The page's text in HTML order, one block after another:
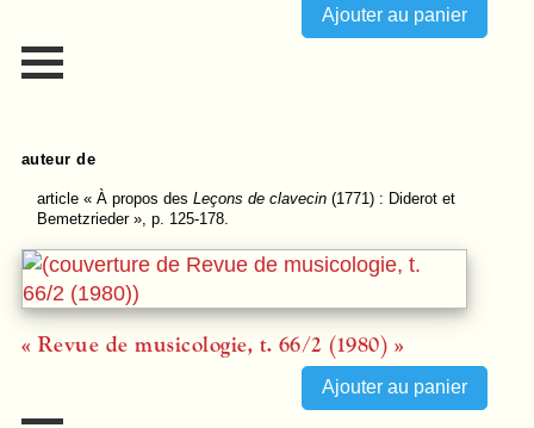
auteur de
article« À propos des Leçons de clavecin(1771) : Diderot et
Bemetzrieder », p. 125-178.
« Revue de musicologie, t. 66/2 (1980) »